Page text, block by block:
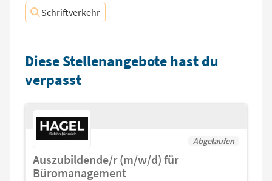
Schriftverkehr
Diese Stellenangebote hast du
verpasst
Abgelaufen
Auszubildende/r (m/w/d) für
Büromanagement